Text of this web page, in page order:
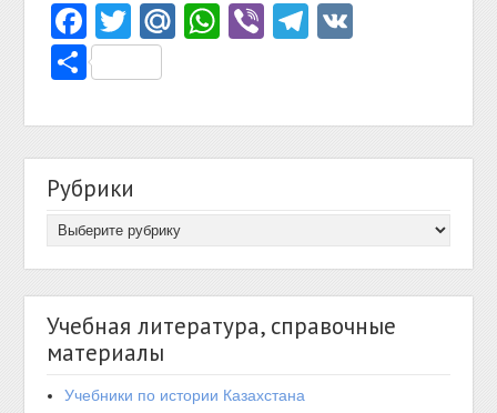
Facebook
TwitterMail.Ru
WhatsApp
ViberTelegram
Отправить
Рубрики
Учебная литература, справочные
материалы
Учебники по истории Казахстана